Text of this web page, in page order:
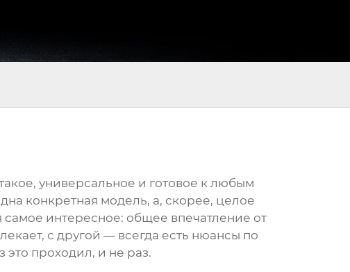
универсальное и готовое к любым
конкретная модель, а, скорее, целое
интересное: общее впечатление от
с другой — всегда есть нюансы по
проходил, и не раз.